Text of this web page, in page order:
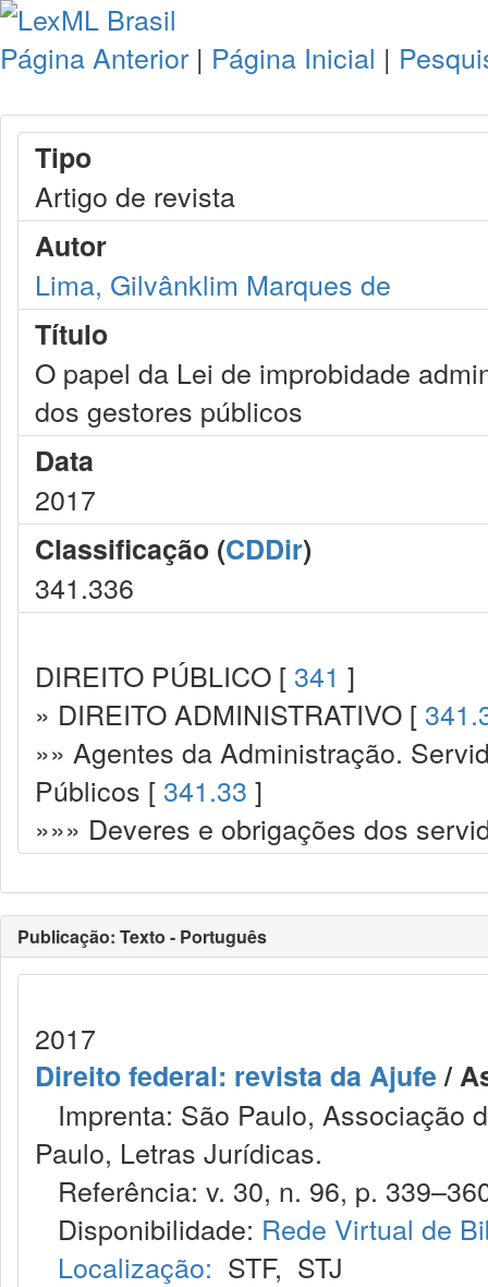
Página Anterior | Página Inicial |
Tipo
Artigo de revista
Autor
Lima, Gilvânklim Marques de
Título
O papel da Lei de improbidade
dos gestores públicos
Data
2017
Classificação (CDDir)
341.336
DIREITO PÚBLICO [ 341 ]
» DIREITO ADMINISTRATIVO [
»» Agentes da Administração.
Públicos [ 341.33 ]
»»» Deveres e obrigações dos
Publicação: Texto - Português
2017
Direito federal: revista da Ajufe/
Imprenta: São Paulo, Associação
Paulo, Letras Jurídicas.
Referência: v. 30, n. 96, p.
Disponibilidade: Rede Virtual de
Localização: STF, STJ